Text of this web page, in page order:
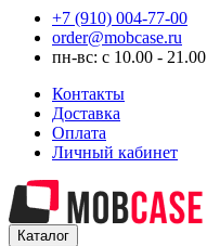
+7 (910) 004-77-00
order@mobcase.ru
пн-вс: с 10.00 - 21.00
Контакты
Доставка
Оплата
Личный кабинет
Каталог